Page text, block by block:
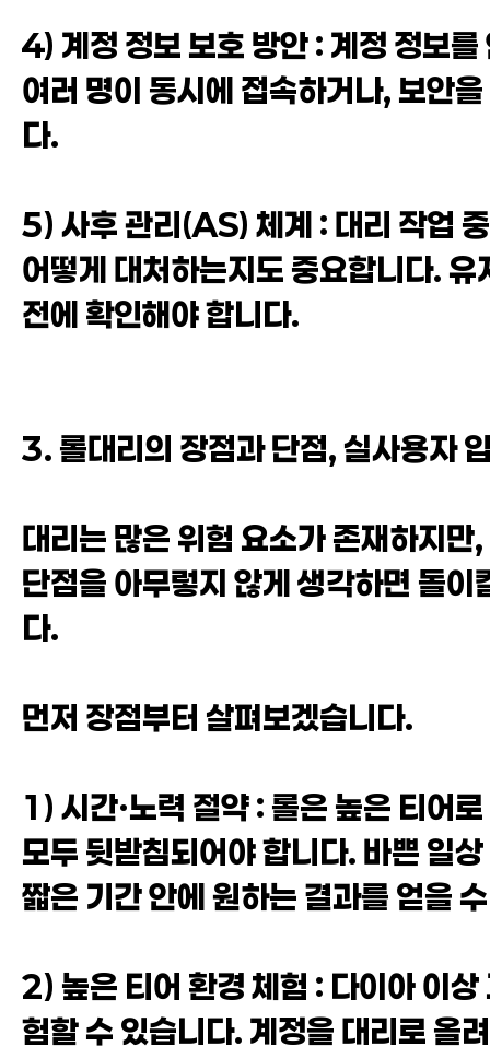
4) 계정 정보 보호 방안 : 계정 정보
여러 명이 동시에 접속하거나, 보안
다.
5) 사후 관리(AS) 체계 : 대리 작업
어떻게 대처하는지도 중요합니다.
전에 확인해야 합니다.
3. 롤대리의 장점과 단점, 실사용자
대리는 많은 위험 요소가 존재하지
단점을 아무렇지 않게 생각하면 돌
다.
먼저 장점부터 살펴보겠습니다.
1) 시간·노력 절약 : 롤은 높은 티어
모두 뒷받침되어야 합니다. 바쁜 일
짧은 기간 안에 원하는 결과를 얻을
2) 높은 티어 환경 체험 : 다이아 이
험할 수 있습니다. 계정을 대리로 올